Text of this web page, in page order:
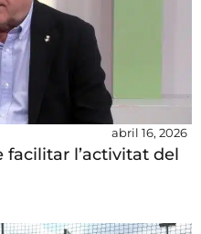
abril 16, 2026
facilitar l’activitat del